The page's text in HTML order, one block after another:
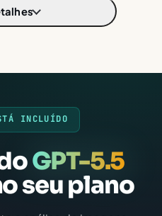
INCLUÍDO
GPT-5.5
seu plano